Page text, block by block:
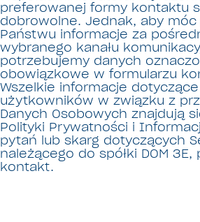
preferowanej formy kontaktu
dobrowolne. Jednak, aby
Państwu informacje za
wybranego kanału
potrzebujemy danych
obowiązkowe w formularzu
Wszelkie informacje
użytkowników w związku z
Danych Osobowych znajdują
Polityki Prywatności i
pytań lub skarg dotyczących
należącego do spółki DOM 3E,
kontakt.